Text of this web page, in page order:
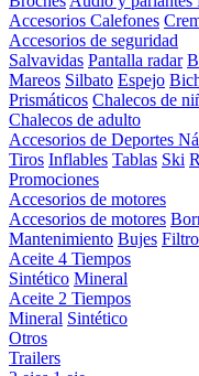
Accesorios Calefones
Accesorios de seguridad
Salvavidas Pantalla radar
Mareos Silbato Espejo
Prismáticos Chalecos de
Chalecos de adulto
Accesorios de Deportes
Tiros Inflables Tablas Ski
Promociones
Accesorios de motores
Accesorios de motores
Mantenimiento Bujes
Aceite 4 Tiempos
Sintético Mineral
Aceite 2 Tiempos
Mineral Sintético
Otros
Trailers